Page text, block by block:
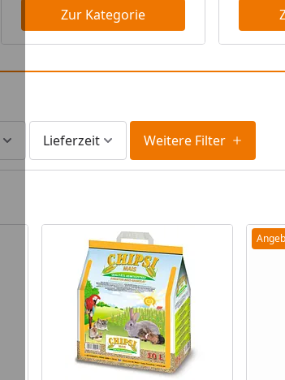
Zur Kategorie
Lieferzeit Weitere Filter